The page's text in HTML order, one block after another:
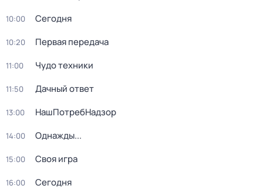
10:00 Сегодня
10:20 Первая передача
11:00 Чудо техники
11:50 Дачный ответ
13:00 НашПотребНадзор
14:00 Однажды...
15:00 Своя игра
16:00 Сегодня